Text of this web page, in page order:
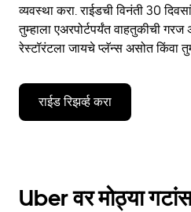
व्यवस्था करा. राईडची विनंती 30
तुम्हाला एअरपोर्टपर्यंत वाहतुकीची
रेस्टॉरंटला जायचे प्लॅन्स असोत किंवा
राईड रिझर्व्ह करा
Uber वर मोठ्या